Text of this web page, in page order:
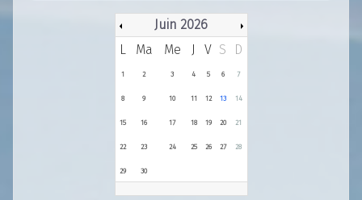
Juin 2026
L
Ma Me J V S D
1 2 3 4 5 6 7
8 9 10 11 12 13 14
15 16 17 18 19 20 21
22 23 24 25 26 27 28
29 30